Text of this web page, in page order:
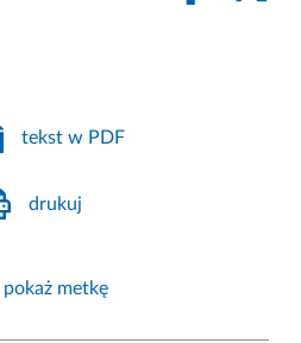
tekst w PDF
drukuj
pokaż metkę